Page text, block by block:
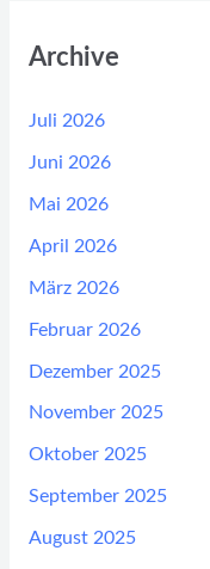
Archive
Juli 2026
Juni 2026
Mai 2026
April 2026
März 2026
Februar 2026
Dezember 2025
November 2025
Oktober 2025
September 2025
August 2025